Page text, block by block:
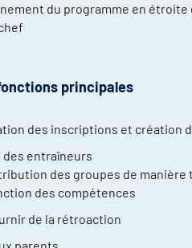
plusieurs
(NAA)
du programme en étroite
principales
des inscriptions et création
des entraîneurs
des groupes de manière
des compétences
de la rétroaction
parents